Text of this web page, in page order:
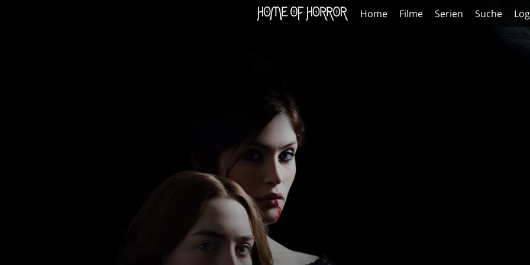
Home Filme Serien Suche